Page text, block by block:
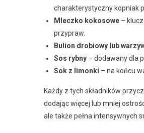
charakterystyczny kopniak
Mleczko kokosowe –
przypraw.
Bulion drobiowy lub
Sos rybny – dodawany dla
Sok z limonki – na końcu
Każdy z tych składników
dodając więcej lub mniej
ale także pełna intensywnych